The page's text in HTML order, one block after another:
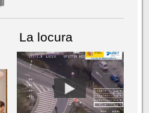
La locura